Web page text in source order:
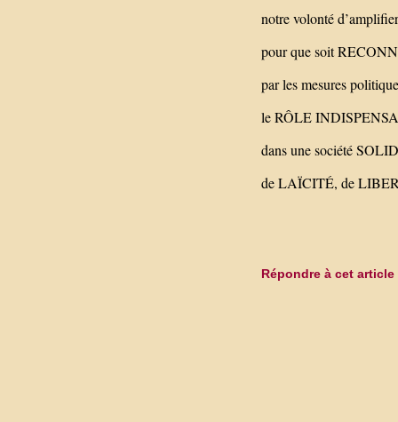
notre volonté
pour que soit
par les mesures
le RÔLE
dans une société
de LAÏCITÉ, de
Répondre à cet article